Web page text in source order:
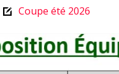
Coupe été 2026